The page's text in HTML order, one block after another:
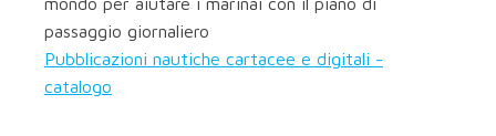
passaggio giornaliero
Pubblicazioni nautiche cartacee e digitali -
catalogo